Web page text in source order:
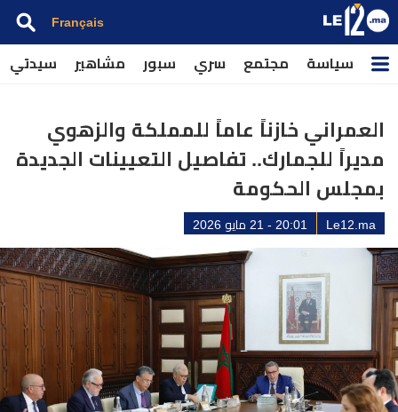
Français
سياسة مجتمع سري سبور مشاهير سيدتي
العمراني خازناً عاماً للمملكة والزهوي
مديراً للجمارك.. تفاصيل التعيينات الجديدة
بمجلس الحكومة
Le12.ma 20:01 - 21 مايو 2026